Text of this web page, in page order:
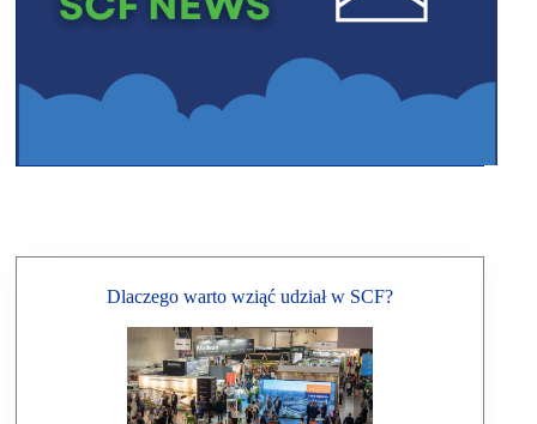
Dlaczego warto wziąć udział w SCF?